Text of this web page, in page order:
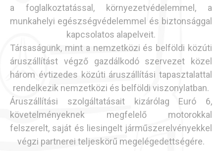
a foglalkoztatással, környezetvédelemmel, a
munkahelyi egészségvédelemmel és biztonsággal
kapcsolatos alapelveit.
Társaságunk, mint a nemzetközi és belföldi közúti
áruszállítást végző gazdálkodó szervezet közel
három évtizedes közúti áruszállítási tapasztalattal
rendelkezik nemzetközi és belföldi viszonylatban.
Áruszállítási szolgáltatásait kizárólag Euró 6,
követelményeknek megfelelő motorokkal
felszerelt, saját és liesingelt járműszerelvényekkel
végzi partnerei teljeskörű megelégedettségére.